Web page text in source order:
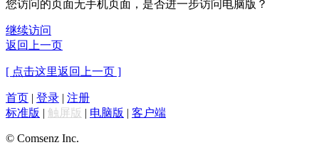
您访问的页面无手机页面，是否进一步访问电脑版？
继续访问
返回上一页
[ 点击这里返回上一页 ]
首页 | 登录 | 注册
标准版 | 触屏版 | 电脑版 | 客户端
© Comsenz Inc.